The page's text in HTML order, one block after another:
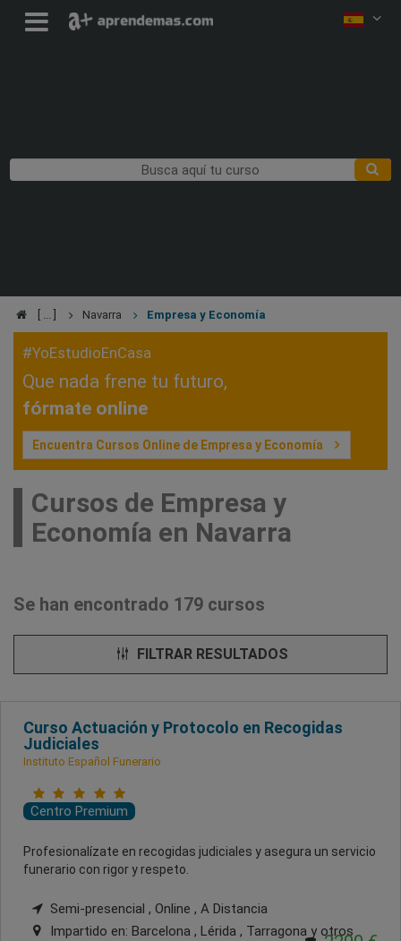
Navarra Empresa y Economía
#YoEstudioEnCasa
Que nada frene tu futuro,
fórmate online
Encuentra Cursos Online de Empresa y Economía
Cursos de Empresa y
Economía en Navarra
Se han encontrado 179 cursos
FILTRAR RESULTADOS
Curso Actuación y Protocolo en Recogidas
Judiciales
Instituto Español Funerario
Centro Premium
Profesionalízate en recogidas judiciales y asegura un servicio
funerario con rigor y respeto.
Semi-presencial , Online , A Distancia
Impartido en: Barcelona , Lérida , Tarragona y otros